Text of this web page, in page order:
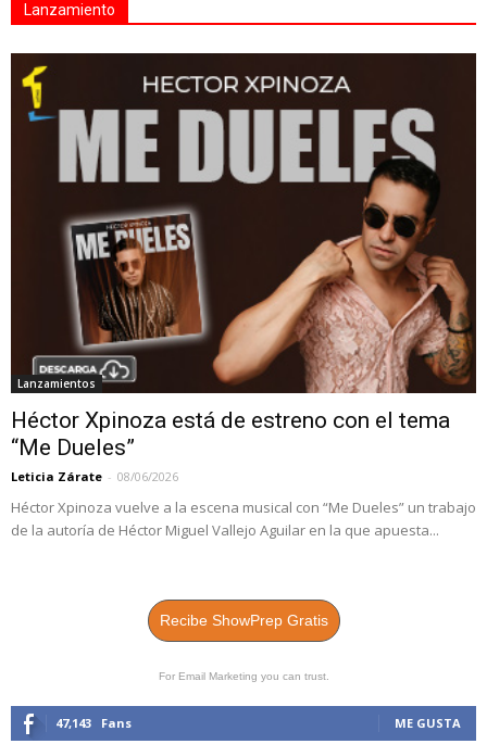
Lanzamiento
Lanzamientos
Héctor Xpinoza está de estreno con el tema
“Me Dueles”
Leticia Zárate - 08/06/2026
Héctor Xpinoza vuelve a la escena musical con “Me Dueles” un trabajo
de la autoría de Héctor Miguel Vallejo Aguilar en la que apuesta...
Recibe ShowPrep Gratis
For Email Marketing you can trust.
47,143 Fans ME GUSTA